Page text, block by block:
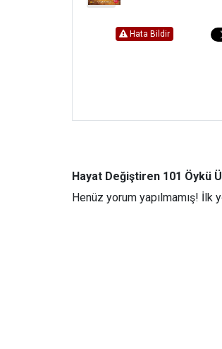
Hata Bildir
Hayat Değiştiren 101 Öykü
Henüz yorum yapılmamış! İlk